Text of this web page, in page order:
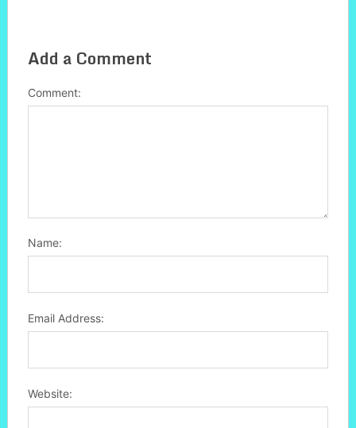
Add a Comment
Comment:
Name:
Email Address:
Website: